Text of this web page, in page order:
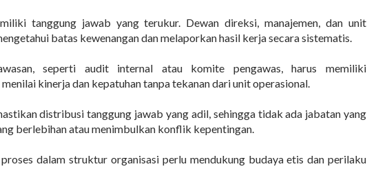
tanggung jawab yang terukur. Dewan direksi, manajemen, dan unit
batas kewenangan dan melaporkan hasil kerja secara sistematis.
seperti audit internal atau komite pengawas, harus memiliki
kinerja dan kepatuhan tanpa tekanan dari unit operasional.
distribusi tanggung jawab yang adil, sehingga tidak ada jabatan yang
berlebihan atau menimbulkan konflik kepentingan.
dalam struktur organisasi perlu mendukung budaya etis dan perilaku